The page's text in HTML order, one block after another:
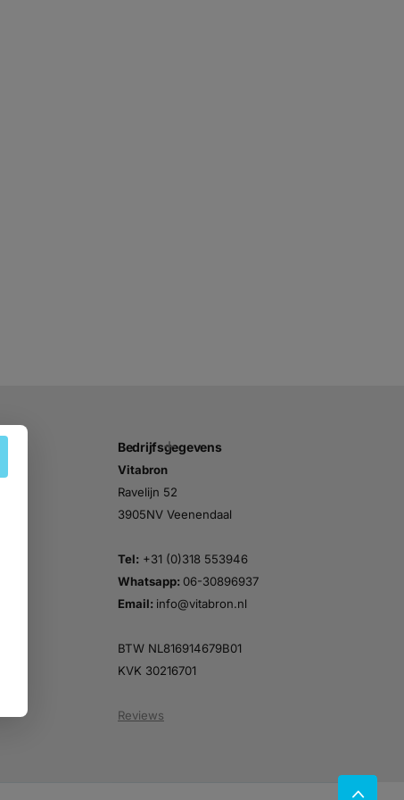
Bedrijfsgegevens
Vitabron
Ravelijn 52
3905NV Veenendaal
Tel: +31 (0)318 553946
Whatsapp: 06-30896937
Email: info@vitabron.nl
BTW NL816914679B01
KVK 30216701
Reviews